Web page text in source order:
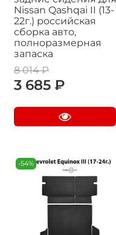
Nissan Qashqai II (13-
22г.) российская
сборка авто,
полноразмерная
запаска
8 014 ₽
3 685 ₽
-54%